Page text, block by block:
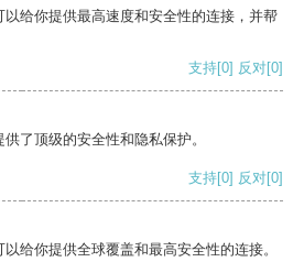
给你提供最高速度和安全性的连接，并帮
支持[0] 反对[0]
了顶级的安全性和隐私保护。
支持[0] 反对[0]
给你提供全球覆盖和最高安全性的连接。